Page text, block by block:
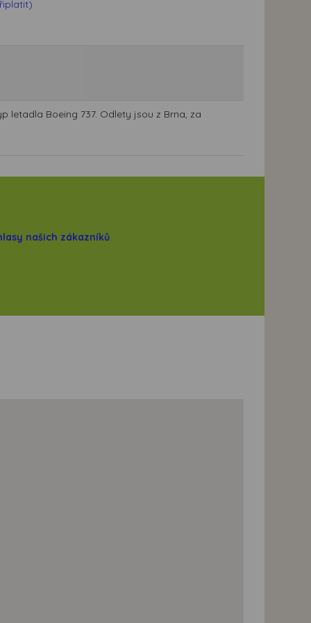
letadla Boeing 737. Odlety jsou z Brna, za
našich zákazníků.